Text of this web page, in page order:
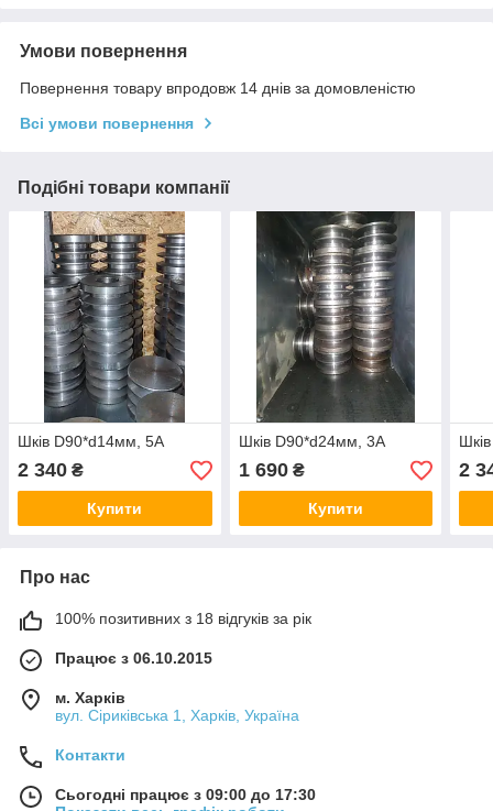
Умови повернення
Повернення товару впродовж 14 днів за домовленістю
Всі умови повернення
Подібні товари компанії
Шків D90*d14мм, 5А
2 340 ₴
Купити
Шків D90*d24мм, 3А
1 690₴
Купити
2
Про нас
100% позитивних з 18 відгуків за рік
Працює з 06.10.2015
м. Харків
вул. Сіриківська 1, Харків, Україна
Контакти
Сьогодні працює з 09:00 до 17:30